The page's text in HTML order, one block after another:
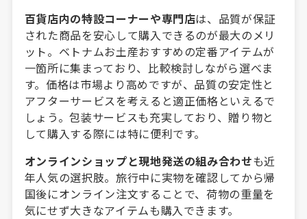
百貨店内の特設コーナーや専門店は、品質が保証
された商品を安心して購入できるのが最大のメリ
ット。ベトナムお土産おすすめの定番アイテムが
一箇所に集まっており、比較検討しながら選べま
す。価格は市場より高めですが、品質の安定性と
アフターサービスを考えると適正価格といえるで
しょう。包装サービスも充実しており、贈り物と
して購入する際には特に便利です。
オンラインショップと現地発送の組み合わせも近
年人気の選択肢。旅行中に実物を確認してから帰
国後にオンライン注文することで、荷物の重量を
気にせず大きなアイテムも購入できます。